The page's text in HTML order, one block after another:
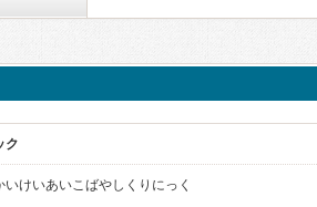
ク
けいあいこばやしくりにっく